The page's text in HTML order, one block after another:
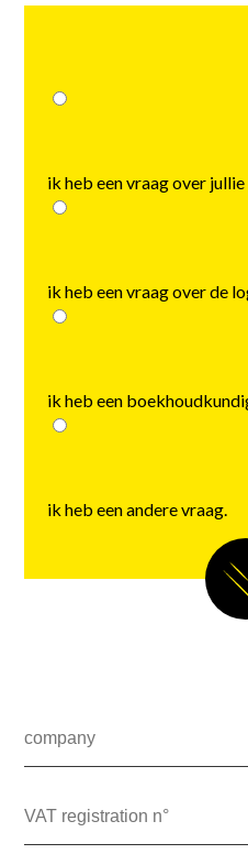
ik heb een vraag over
ik heb een vraag over de
ik heb een
ik heb een andere vraag.